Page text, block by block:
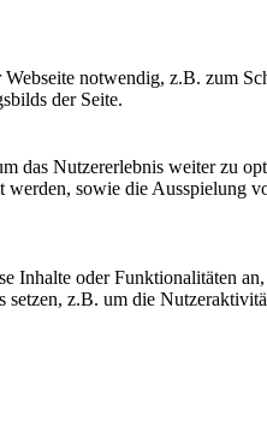
notwendig, z.B. zum
der Seite.
das Nutzererlebnis weiter zu
sowie die Ausspielung
Inhalte oder Funktionalitäten
setzen, z.B. um die